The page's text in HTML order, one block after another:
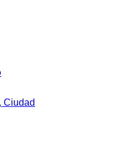
Ciudad